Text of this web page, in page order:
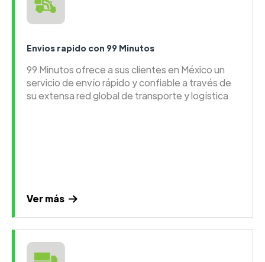
Envios rapido con 99 Minutos
99 Minutos ofrece a sus clientes en México un
servicio de envío rápido y confiable a través de
su extensa red global de transporte y logística
Ver más